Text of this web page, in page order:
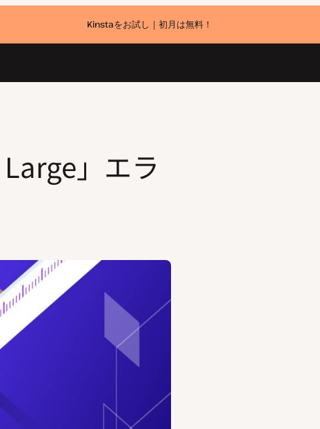
Kinstaをお試し｜初月は無料！
Large」エラ